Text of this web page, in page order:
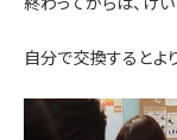
自分で交換するとよ